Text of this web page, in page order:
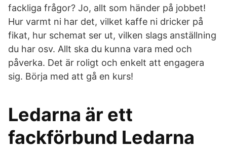
fackliga frågor? Jo, allt som händer på jobbet!
Hur varmt ni har det, vilket kaffe ni dricker på
fikat, hur schemat ser ut, vilken slags anställning
du har osv. Allt ska du kunna vara med och
påverka. Det är roligt och enkelt att engagera
sig. Börja med att gå en kurs!
Ledarna är ett
fackförbund Ledarna